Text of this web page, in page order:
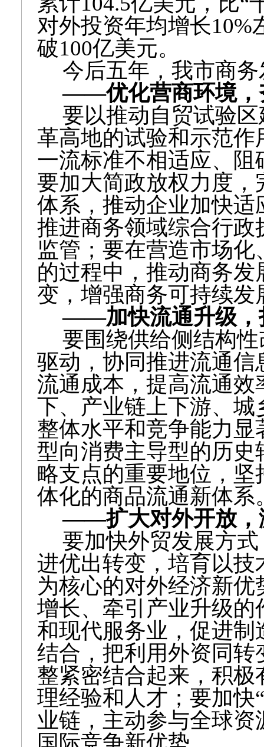
对外投资年均增长
破100亿美元。
今后五年，我市商
——优化营商环境，
要以推动自贸试验
革高地的试验和示范
一流标准不相适应、
要加大简政放权力度
体系，推动企业加快
推进商务领域综合行
监管；要在营造市场
的过程中，推动商务
变，增强商务可持续发
——加快流通升级，
要围绕供给侧结构
驱动，协同推进流通
流通成本，提高流通
下、产业链上下游、
整体水平和竞争能力
型向消费主导型的历
略支点的重要地位，
体化的商品流通新体系
——扩大对外开放，
要加快外贸发展方
进优出转变，培育以
为核心的对外经济新
增长、牵引产业升级
和现代服务业，促进
结合，把利用外资同
整紧密结合起来，积
理经验和人才；要加快
业链，主动参与全球